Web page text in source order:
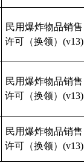
民用爆炸物品销售
许可（换领） (v13)
民用爆炸物品销售
许可（换领） (v13)
民用爆炸物品销售
许可（换领） (v13)